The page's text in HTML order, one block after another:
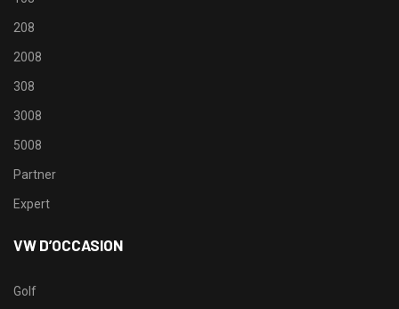
208
2008
308
3008
5008
Partner
Expert
VW D’OCCASION
Golf